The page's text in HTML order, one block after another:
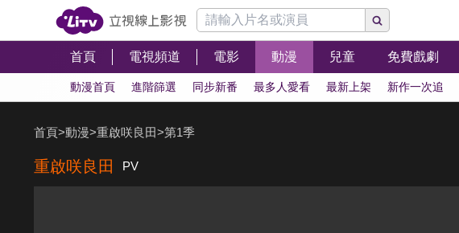
首頁 電視頻道 電影 動漫 兒童 免費戲劇
動漫首頁 進階篩選 同步新番 最多人愛看 最新上架 新作一次追
首頁>動漫>重啟咲良田>第1季
重啟咲良田 PV